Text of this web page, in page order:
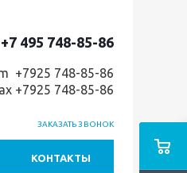
+7 495 748-85-86
+7925 748-85-86
+7925 748-85-86
ЗАКАЗАТЬ ЗВОНОК
КОНТАКТЫ